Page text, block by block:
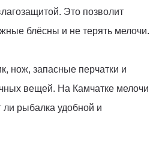
Это позволит
блёсны и не терять мелочи.
нож, запасные перчатки и
вещей. На Камчатке мелочи
ли рыбалка удобной и